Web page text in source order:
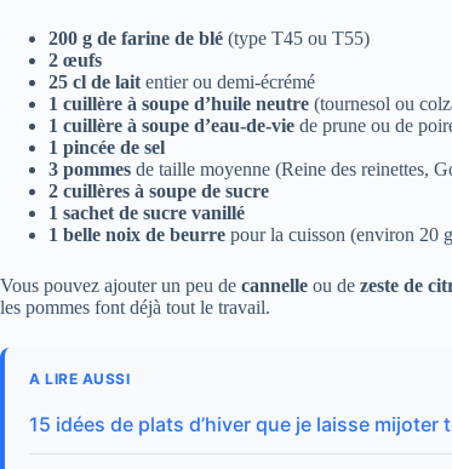
200 g de farine de blé (type T45 ou T55)
2 œufs
25 cl de lait entier ou demi-écrémé
1 cuillère à soupe d’huile neutre (tournesol ou
1 cuillère à soupe d’eau-de-vie de prune ou de
1 pincée de sel
3 pommes de taille moyenne (Reine des reinettes,
2 cuillères à soupe de sucre
1 sachet de sucre vanillé
1 belle noix de beurre pour la cuisson (environ 20
Vous pouvez ajouter un peu de cannelle ou de zeste de
les pommes font déjà tout le travail.
A LIRE AUSSI
15 idées de plats d’hiver que je laisse